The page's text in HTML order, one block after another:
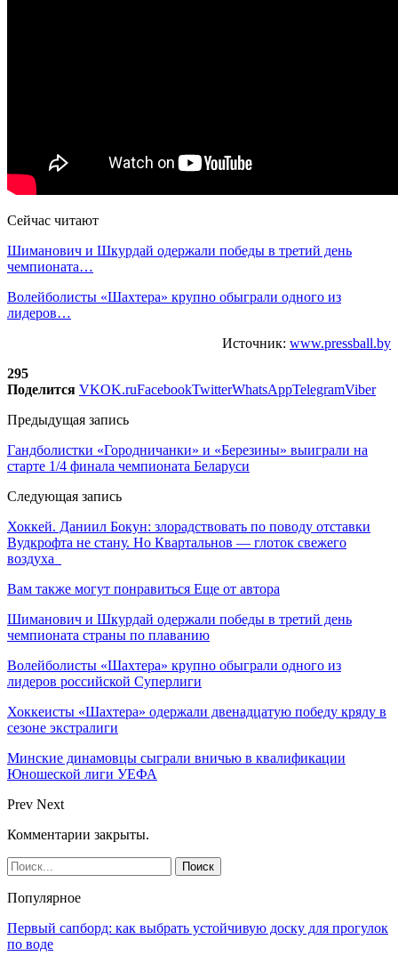
Сейчас читают
Шиманович и Шкурдай одержали победы в третий день
чемпионата…
Волейболисты «Шахтера» крупно обыграли одного из
лидеров…
Источник: www.pressball.by
295
Поделится VKOK.ruFacebookTwitterWhatsAppTelegramViber
Предыдущая запись
Гандболистки «Городничанки» и «Березины» выиграли на
старте 1/4 финала чемпионата Беларуси
Следующая запись
Хоккей. Даниил Бокун: злорадствовать по поводу отставки
Вудкрофта не стану. Но Квартальнов — глоток свежего
воздуха
Вам также могут понравиться Еще от автора
Шиманович и Шкурдай одержали победы в третий день
чемпионата страны по плаванию
Волейболисты «Шахтера» крупно обыграли одного из
лидеров российской Суперлиги
Хоккеисты «Шахтера» одержали двенадцатую победу кряду в
сезоне экстралиги
Минские динамовцы сыграли вничью в квалификации
Юношеской лиги УЕФА
Prev Next
Комментарии закрыты.
Популярное
Первый сапборд: как выбрать устойчивую доску для прогулок
по воде